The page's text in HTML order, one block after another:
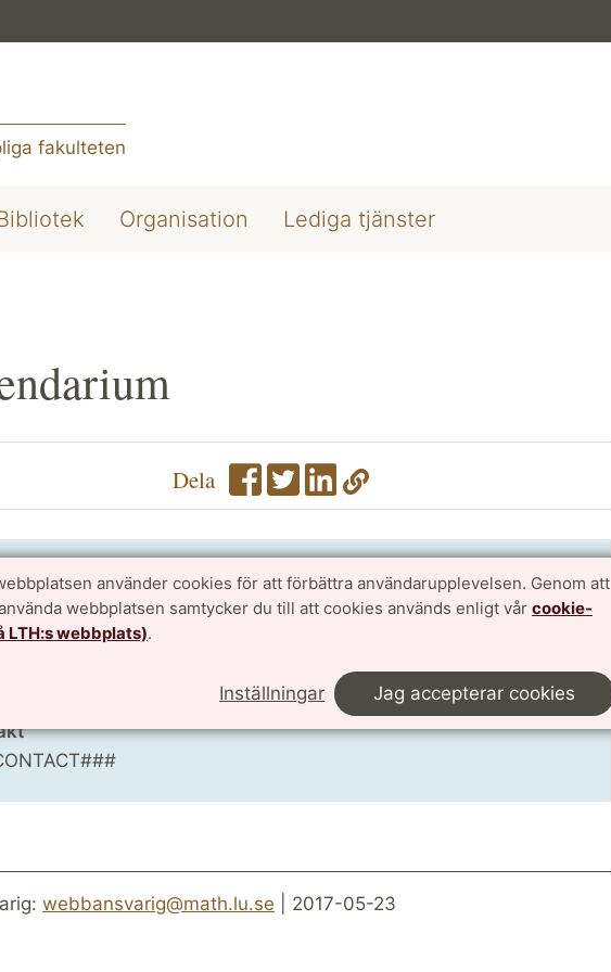
använder cookies för att förbättra användarupplevelsen. Genom att
webbplatsen samtycker du till att cookies används enligt vår cookie-
LTH:s webbplats).
Inställningar Jag accepterar cookies
fakulteten
Organisation Lediga tjänster
Dela
webbansvarig@math.lu.se | 2017-05-23